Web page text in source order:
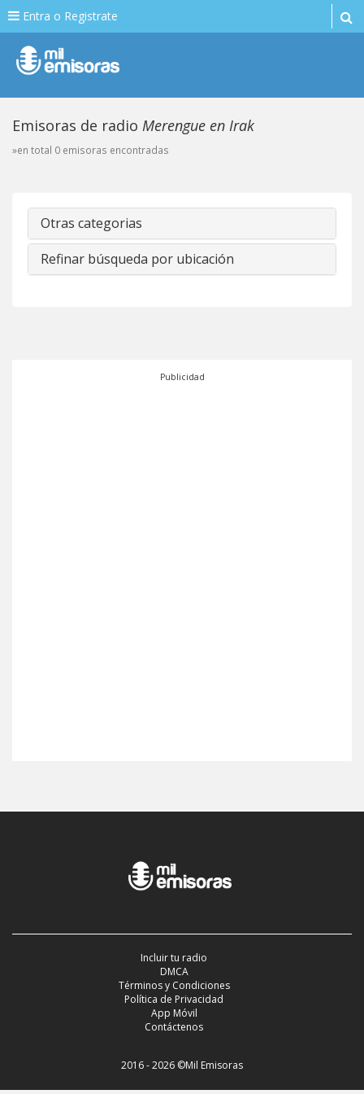
Entra o Registrate
Emisoras de radio Merengue en Irak
»en total 0 emisoras encontradas
Otras categorias
Refinar búsqueda por ubicación
Publicidad
Incluir tu radio
DMCA
Términos y Condiciones
Política de Privacidad
App Móvil
Contáctenos
2016 - 2026 ©Mil Emisoras